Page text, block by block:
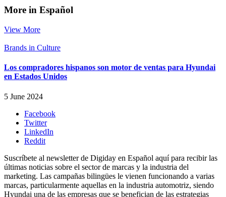
More in Español
View More
Brands in Culture
Los compradores hispanos son motor de ventas para Hyundai
en Estados Unidos
5 June 2024
Facebook
Twitter
LinkedIn
Reddit
Suscríbete al newsletter de Digiday en Español aquí para recibir las
últimas noticias sobre el sector de marcas y la industria del
marketing. Las campañas bilingües le vienen funcionando a varias
marcas, particularmente aquellas en la industria automotriz, siendo
Hyundai una de las empresas que se benefician de las estrategias